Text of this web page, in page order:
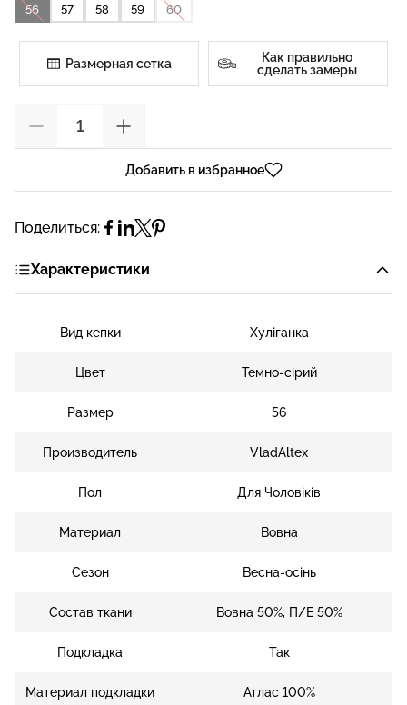
56 57 58 59 60
Размерная сетка
Как правильно
сделать замеры
Добавить в избранное
Поделиться:
Характеристики
Вид кепки Хуліганка
Цвет Темно-сірий
Размер 56
Производитель VladAltex
Пол Для Чоловіків
Материал Вовна
Сезон Весна-осінь
Состав ткани Вовна 50%, П/Е 50%
Подкладка Так
Материал подкладки Атлас 100%